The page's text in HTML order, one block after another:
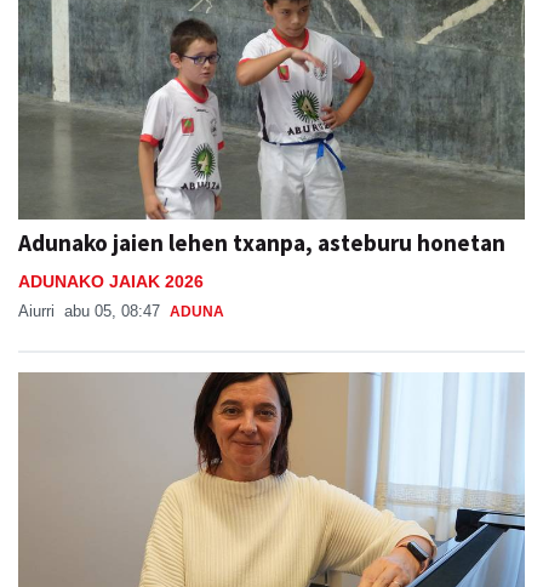
Adunako jaien lehen txanpa, asteburu honetan
ADUNAKO JAIAK 2026
Aiurri abu 05, 08:47 ADUNA